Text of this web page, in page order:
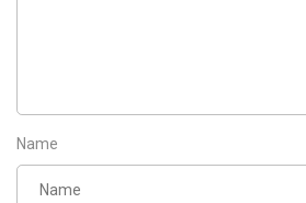
Name